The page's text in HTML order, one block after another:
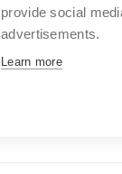
Vysoké
provide social
advertisements.
Learn more